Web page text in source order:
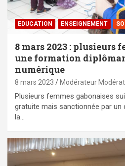
EDUCATION ENSEIGNEMENT
8 mars 2023 : plusieurs
une formation
numérique
8 mars 2023 Modérateur
Plusieurs femmes gabonaises
gratuite mais sanctionnée par un
la…